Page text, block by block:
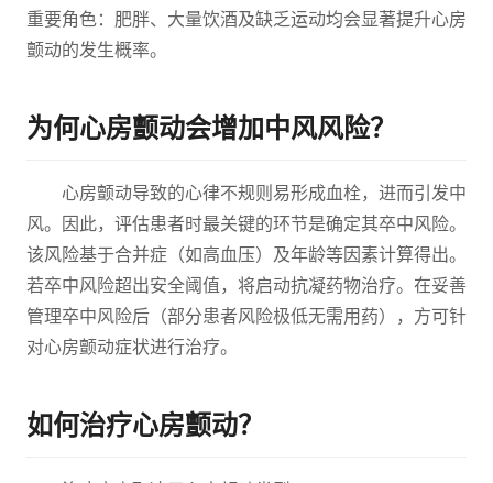
重要角色：肥胖、大量饮酒及缺乏运动均会显著提升心房
颤动的发生概率。
为何心房颤动会增加中风风险？
心房颤动导致的心律不规则易形成血栓，进而引发中
风。因此，评估患者时最关键的环节是确定其卒中风险。
该风险基于合并症（如高血压）及年龄等因素计算得出。
若卒中风险超出安全阈值，将启动抗凝药物治疗。在妥善
管理卒中风险后（部分患者风险极低无需用药），方可针
对心房颤动症状进行治疗。
如何治疗心房颤动？